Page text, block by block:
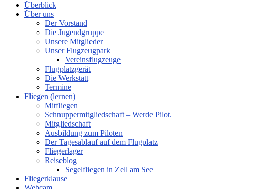
Überblick
Über uns
Der Vorstand
Die Jugendgruppe
Unsere Mitglieder
Unser Flugzeugpark
Vereinsflugzeuge
Flugplatzgerät
Die Werkstatt
Termine
Fliegen (lernen)
Mitfliegen
Schnuppermitgliedschaft – Werde Pilot.
Mitgliedschaft
Ausbildung zum Piloten
Der Tagesablauf auf dem Flugplatz
Fliegerlager
Reiseblog
Segelfliegen in Zell am See
Fliegerklause